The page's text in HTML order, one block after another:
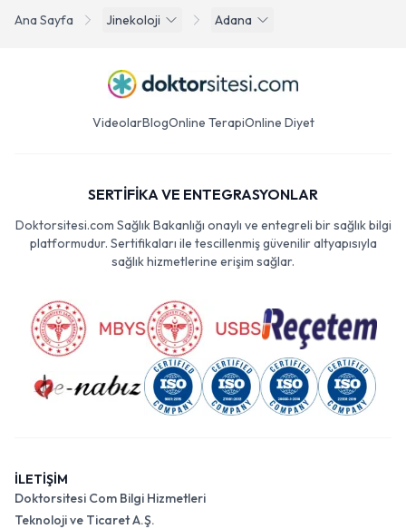
Ana Sayfa Jinekoloji Adana
VideolarBlogOnline TerapiOnline Diyet
SERTİFİKA VE ENTEGRASYONLAR
Doktorsitesi.com Sağlık Bakanlığı onaylı ve entegreli bir sağlık bilgi
platformudur. Sertifikaları ile tescillenmiş güvenilir altyapısıyla
sağlık hizmetlerine erişim sağlar.
İLETİŞİM
Doktorsitesi Com Bilgi Hizmetleri
Teknoloji ve Ticaret A.Ş.